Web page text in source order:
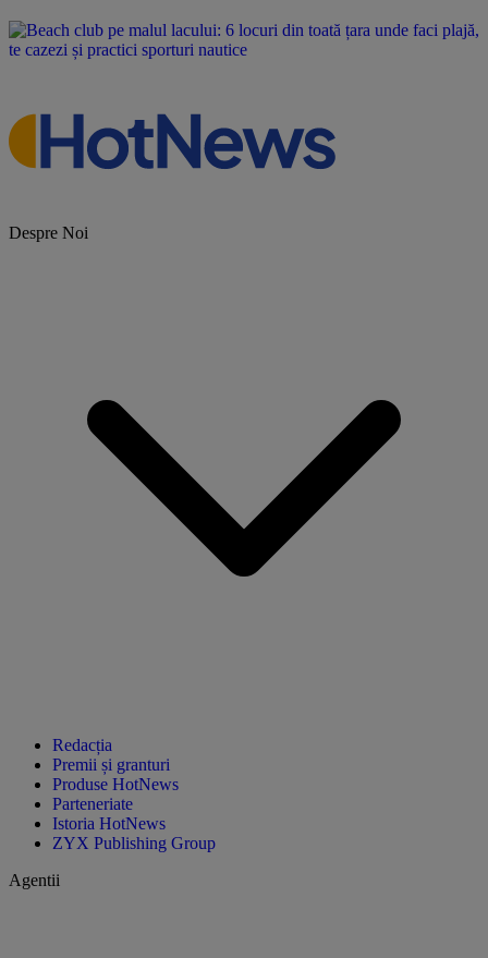
Despre Noi
Redacția
Premii și granturi
Produse HotNews
Parteneriate
Istoria HotNews
ZYX Publishing Group
Agentii